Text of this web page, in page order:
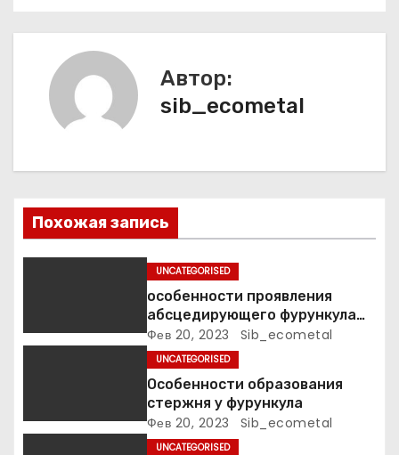
п
о
з
и
я
Автор:
sib_ecometal
Похожая запись
UNCATEGORISED
особенности проявления
абсцедирующего фурункула
код по МКБ-10
Фев 20, 2023 Sib_ecometal
UNCATEGORISED
Особенности образования
стержня у фурункула
Фев 20, 2023 Sib_ecometal
UNCATEGORISED